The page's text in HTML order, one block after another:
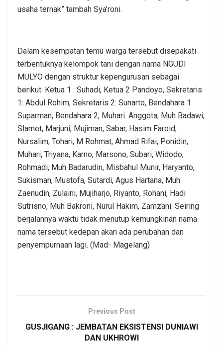
usaha ternak” tambah Sya’roni.
Dalam kesempatan temu warga tersebut disepakati
terbentuknya kelompok tani dengan nama NGUDI
MULYO dengan struktur kepengurusan sebagai
berikut: Ketua 1 : Suhadi, Ketua 2 Pandoyo, Sekretaris
1: Abdul Rohim, Sekretaris 2: Sunarto, Bendahara 1:
Suparman, Bendahara 2, Muhari. Anggota; Muh Badawi,
Slamet, Marjuni, Mujiman, Sabar, Hasim Faroid,
Nursalim, Tohari, M Rohmat, Ahmad Rifai, Ponidin,
Muhari, Triyana, Karno, Marsono, Subari, Widodo,
Rohmadi, Muh Badarudin, Misbahul Munir, Haryanto,
Sukisman, Mustofa, Sutardi, Agus Hartana, Muh
Zaenudin, Zulaini, Mujiharjo, Riyanto, Rohani, Hadi
Sutrisno, Muh Bakroni, Nurul Hakim, Zamzani. Seiring
berjalannya waktu tidak menutup kemungkinan nama
nama tersebut kedepan akan ada perubahan dan
penyempurnaan lagi. (Mad- Magelang)
Previous Post
GUSJIGANG : JEMBATAN EKSISTENSI DUNIAWI
DAN UKHROWI